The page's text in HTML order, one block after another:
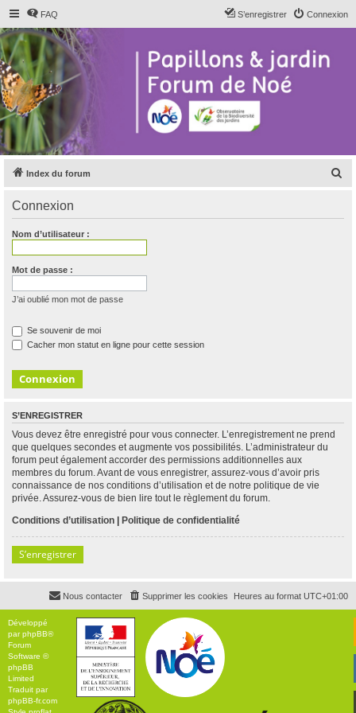
FAQ Connexion
S’enregistrer
Index du forum
Connexion
Nom d’utilisateur :
Mot de passe :
J’ai oublié mon mot de passe
Se souvenir de moi
Cacher mon statut en ligne pour cette session
S’ENREGISTRER
Vous devez être enregistré pour vous connecter. L’enregistrement ne prend
que quelques secondes et augmente vos possibilités. L’administrateur du
forum peut également accorder des permissions additionnelles aux
membres du forum. Avant de vous enregistrer, assurez-vous d’avoir pris
connaissance de nos conditions d’utilisation et de notre politique de vie
privée. Assurez-vous de bien lire tout le règlement du forum.
Conditions d’utilisation | Politique de confidentialité
S’enregistrer
Heures au format UTC+01:00
Supprimer les cookies
Nous contacter
Développé
parphpBB®
Forum
Software ©
phpBB
Limited
Traduit par
phpBB-fr.com